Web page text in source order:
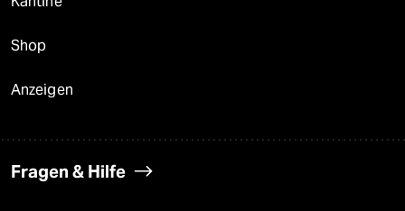
Shop
Anzeigen
Fragen & Hilfe